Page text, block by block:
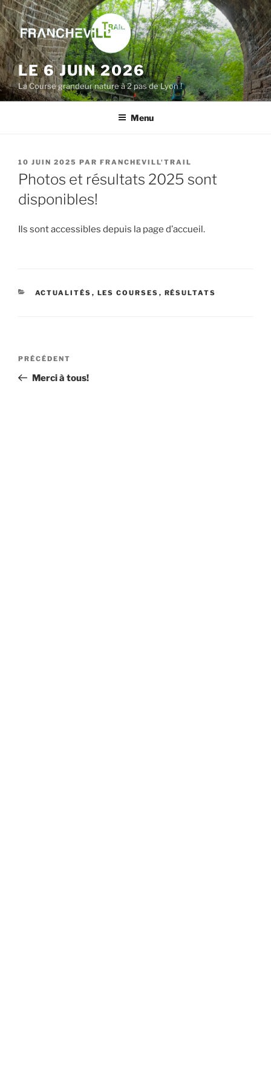
Aller
au
contenu
principal
LE 6 JUIN 2026
La Course grandeur nature à 2 pas de Lyon !
Menu
PUBLIÉ
LE
10 JUIN 2025 PAR FRANCHEVILL'TRAIL
Photos et résultats 2025 sont
disponibles!
Ils sont accessibles depuis la page d’accueil.
CATÉGORIES
ACTUALITÉS , LES COURSES , RÉSULTATS
Navigation
l’article
Article
précédent
PRÉCÉDENT
Merci à tous!